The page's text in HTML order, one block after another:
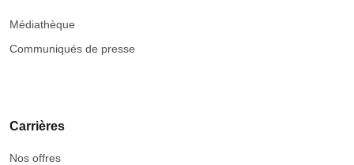
Médiathèque
Communiqués de presse
Carrières
Nos offres